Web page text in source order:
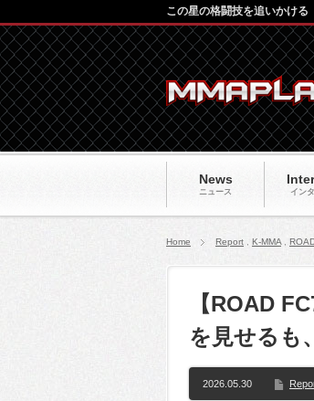
News
ニュース イン
この星の格闘技を追いかける
Home Report K-MMA
【ROAD
を見せるも
2026.05.30